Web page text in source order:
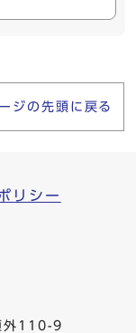
ジの先頭に戻る
リシー
外110-9